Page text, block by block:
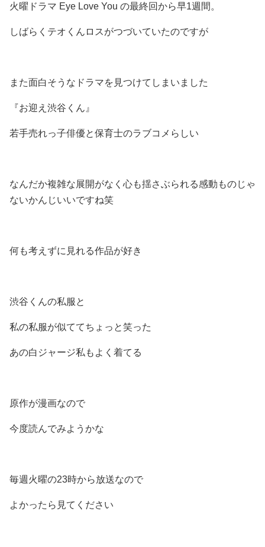
火曜ドラマ Eye Love You の最終回から早1週間。
しばらくテオくんロスがつづいていたのですが
また面白そうなドラマを見つけてしまいました
『お迎え渋谷くん』
若手売れっ子俳優と保育士のラブコメらしい
なんだか複雑な展開がなく心も揺さぶられる感動ものじゃ
ないかんじいいですね笑
何も考えずに見れる作品が好き
渋谷くんの私服と
私の私服が似ててちょっと笑った
あの白ジャージ私もよく着てる
原作が漫画なので
今度読んでみようかな
毎週火曜の23時から放送なので
よかったら見てください